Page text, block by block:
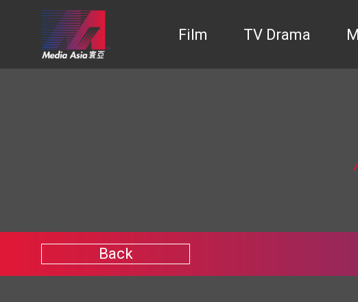
Film TV Drama
Back